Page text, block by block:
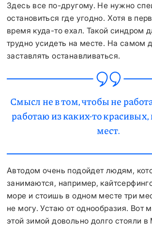
Здесь все по-другому. Не нужно
остановиться где угодно. Хотя в
время куда-то ехал. Такой синдром
трудно усидеть на месте. На самом
заставлять останавливаться.
Смысл не в том, чтобы не
работаю из каких-то
мест.
Автодом очень подойдет людям,
занимаются, например,
море и стоишь в одном месте три
не могу. Устаю от однообразия. Вот
этой зимой довольно долго стояли